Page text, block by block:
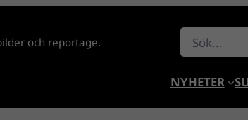
och reportage. Sök
NYHETER